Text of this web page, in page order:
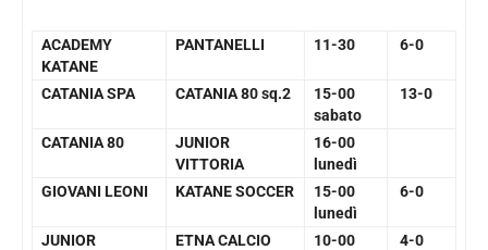
ACADEMY
KATANE
PANTANELLI 11-30 6-0
CATANIA SPA CATANIA 80 sq.2
15-00
sabato
13-0
CATANIA 80
JUNIOR
VITTORIA
16-00
lunedì
GIOVANI LEONI
KATANE SOCCER
15-00
lunedì
6-0
JUNIOR
ETNA CALCIO 10-00 4-0